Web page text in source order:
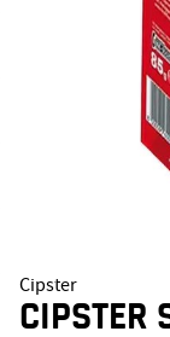
Cipster
CIPSTER